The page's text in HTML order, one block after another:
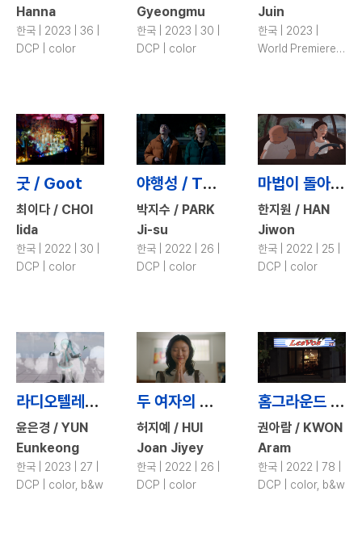
Hanna
한국 | 2023 | 36 |
DCP | color
Gyeongmu
한국 | 2023 | 30 |
DCP | color
Juin
한국 | 2023 |
World Premiere |
굿 / Goot
최이다 / CHOI
Iida
한국 | 2022 | 30 |
DCP | color
야행성 / The Nocturnal Kids
박지수 / PARK
Ji-su
한국 | 2022 | 26 |
DCP | color
마법이 돌아오는 날의 바다 / The Sea on the Day When the Magic Returns
한지원 / HAN
Jiwon
한국 | 2022 | 25 |
DCP | color
라디오텔레스코프 / Radio Telescope
윤은경 / YUN
Eunkeong
한국 | 2023 | 27 |
DCP | color, b&w
두 여자의 방 / A Room of Two Women’s Own
허지예 / HUI
Joan Jiyey
한국 | 2022 | 26 |
DCP | color
홈그라운드 / Home Ground
권아람 / KWON
Aram
한국 | 2022 | 78 |
DCP | color, b&w